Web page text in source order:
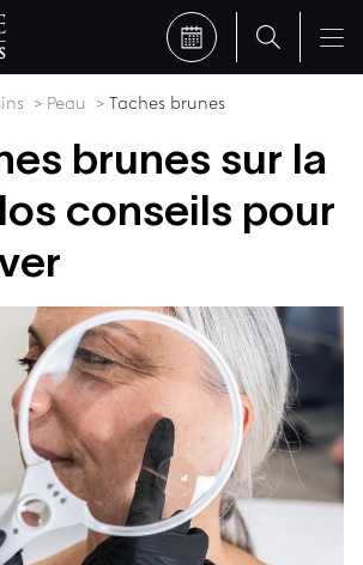
Peau Taches brunes
brunes sur la
conseils pour